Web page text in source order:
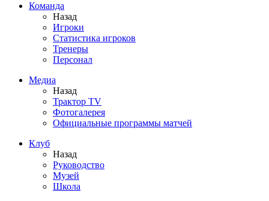
Команда
Назад
Игроки
Статистика игроков
Тренеры
Персонал
Медиа
Назад
Трактор TV
Фотогалерея
Официальные программы матчей
Клуб
Назад
Руководство
Музей
Школа